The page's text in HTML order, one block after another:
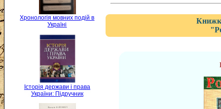
Хронологія мовних подій в
Україні
Історія держави і права
України: Підручник